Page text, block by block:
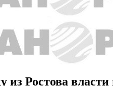
Ростова власти